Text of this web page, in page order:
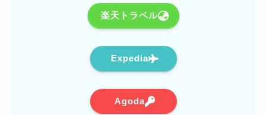
楽天トラベル
Expedia
Agoda